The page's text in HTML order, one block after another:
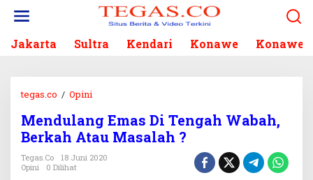
Jakarta Sultra Kendari Konawe Konawe
tegas.co / Opini
n
d
l
Mendulang Emas Di Tengah Wabah,
Berkah Atau Masalah ?
Tegas.co
18 Juni 2020
Opini
0 Dilihat